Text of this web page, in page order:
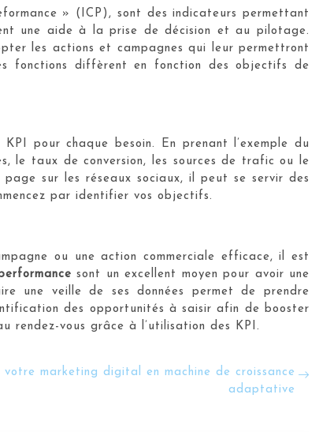
» (ICP), sont des indicateurs permettant
une aide à la prise de décision et au pilotage.
les actions et campagnes qui leur permettront
fonctions diffèrent en fonction des objectifs de
pour chaque besoin. En prenant l’exemple du
le taux de conversion, les sources de trafic ou le
sur les réseaux sociaux, il peut se servir des
par identifier vos objectifs.
ou une action commerciale efficace, il est
sont un excellent moyen pour avoir une
une veille de ses données permet de prendre
des opportunités à saisir afin de booster
rendez-vous grâce à l’utilisation des KPI.
marketing digital en machine de croissance
adaptative